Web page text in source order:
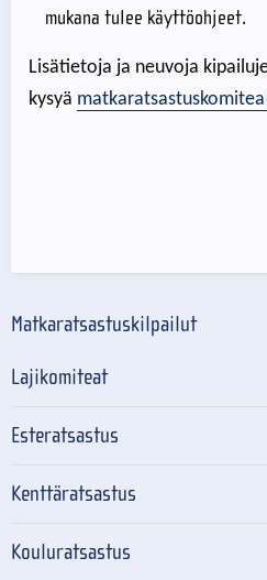
mukana tulee käyttöohjeet.
Lisätietoja ja neuvoja
kysyä
Matkaratsastuskilpailut
Lajikomiteat
Esteratsastus
Kenttäratsastus
Kouluratsastus